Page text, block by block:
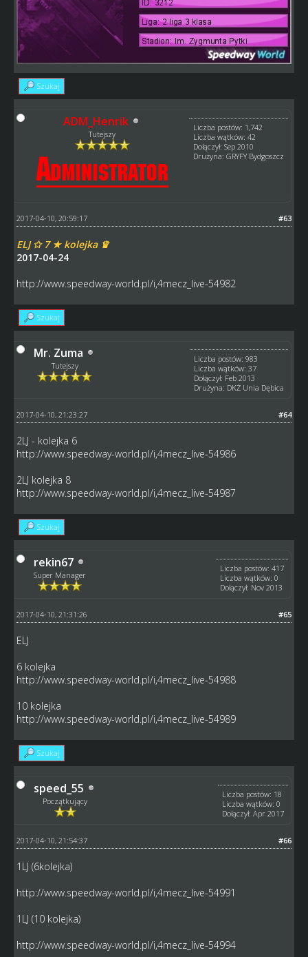
Szukaj
ADM_Henrik
Tutejszy
Liczba postów: 1,742
Liczba wątków: 42
Dołączył: Sep 2010
Drużyna: GRYFY Bydgoszcz
#63
2017-04-10, 20:59:17
ELJ ✩ 7 ★ kolejka ♛
2017-04-24
http://www.speedway-world.pl/i,4mecz_live-54982
Szukaj
Mr. Zuma
Tutejszy
Liczba postów: 983
Liczba wątków: 37
Dołączył: Feb 2013
Drużyna: DKŻ Unia Dębica
#64
2017-04-10, 21:23:27
2LJ - kolejka 6
http://www.speedway-world.pl/i,4mecz_live-54986
2LJ kolejka 8
http://www.speedway-world.pl/i,4mecz_live-54987
Szukaj
rekin67
Super Manager
Liczba postów: 417
Liczba wątków: 0
Dołączył: Nov 2013
#65
2017-04-10, 21:31:26
ELJ
6 kolejka
http://www.speedway-world.pl/i,4mecz_live-54988
10 kolejka
http://www.speedway-world.pl/i,4mecz_live-54989
Szukaj
speed_55
Początkujący
Liczba postów: 18
Liczba wątków: 0
Dołączył: Apr 2017
#66
2017-04-10, 21:54:37
1LJ (6kolejka)
http://www.speedway-world.pl/i,4mecz_live-54991
1LJ (10 kolejka)
http://www.speedway-world.pl/i,4mecz_live-54994